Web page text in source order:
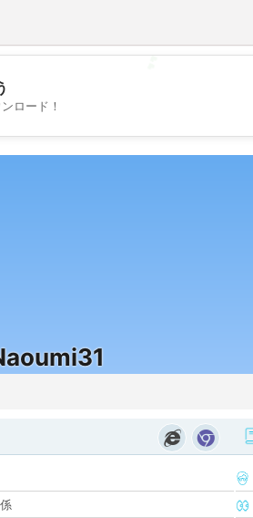
💕
ロード！